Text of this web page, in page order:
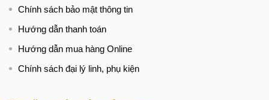
Chính sách bảo mật thông tin
Hướng dẫn thanh toán
Hướng dẫn mua hàng Online
Chính sách đại lý linh, phụ kiện